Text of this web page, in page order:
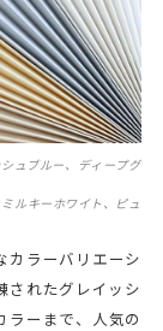
ュブルー、ディープグ
ルキーホワイト、ピュ
カラーバリエーシ
されたグレイッシ
ラーまで、人気の